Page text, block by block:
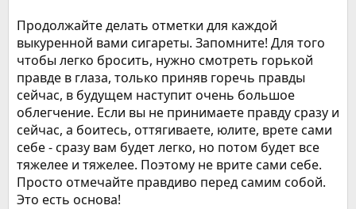
Продолжайте делать отметки для каждой
выкуренной вами сигареты. Запомните! Для того
чтобы легко бросить, нужно смотреть горькой
правде в глаза, только приняв горечь правды
сейчас, в будущем наступит очень большое
облегчение. Если вы не принимаете правду сразу и
сейчас, а боитесь, оттягиваете, юлите, врете сами
себе - сразу вам будет легко, но потом будет все
тяжелее и тяжелее. Поэтому не врите сами себе.
Просто отмечайте правдиво перед самим собой.
Это есть основа!